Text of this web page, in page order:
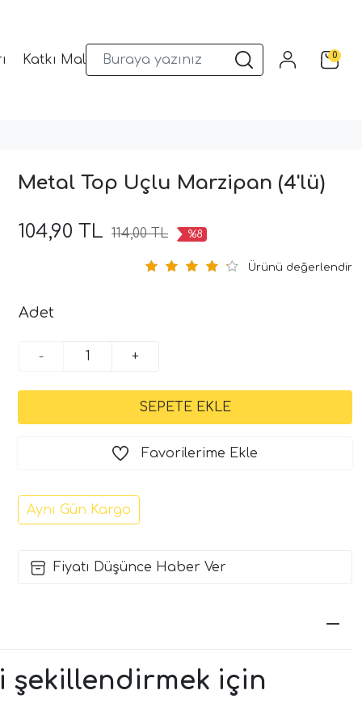
Katkı Malzemeleri Sunum Gereçleri Kalıplar0
Metal Top Uçlu Marzipan (4'lü)
104,90 TL 114,00 TL %8
Ürünü değerlendir
Adet
- +
Favorilerime Ekle
Aynı Gün Kargo
Fiyatı Düşünce Haber Ver
şekillendirmek için